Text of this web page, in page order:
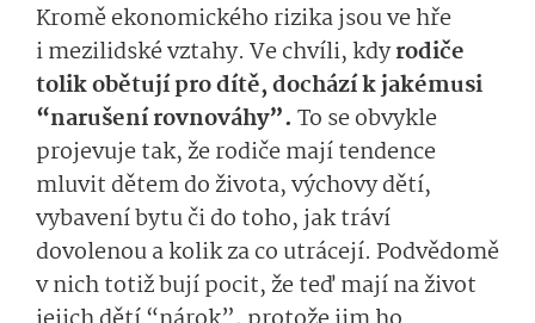
Kromě ekonomického rizika jsou ve hře
i mezilidské vztahy. Ve chvíli, kdyrodiče
tolik obětují pro dítě, dochází k jakémusi
“narušení rovnováhy”. To se obvykle
projevuje tak, že rodiče mají tendence
mluvit dětem do života, výchovy dětí,
vybavení bytu či do toho, jak tráví
dovolenou a kolik za co utrácejí. Podvědomě
v nich totiž bují pocit, že teď mají na život